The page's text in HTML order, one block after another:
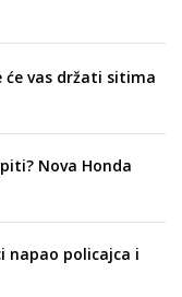
će vas držati sitima
Nova Honda
napao policajca i